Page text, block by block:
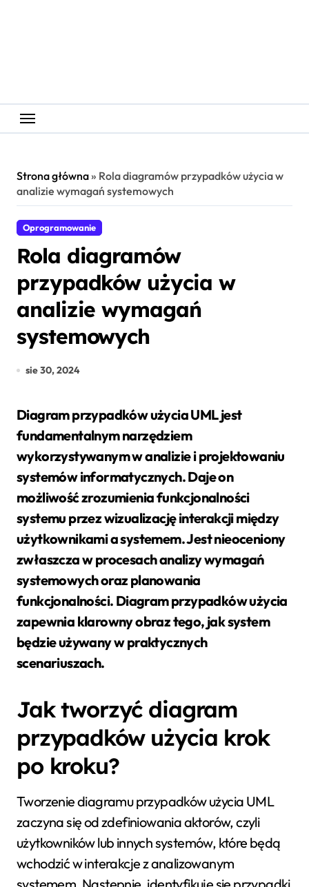
Strona główna» Rola diagramów przypadków użycia w
analizie wymagań systemowych
Oprogramowanie
Rola diagramów
przypadków użycia w
analizie wymagań
systemowych
sie 30, 2024
Diagram przypadków użycia UML jest
fundamentalnym narzędziem
wykorzystywanym w analizie i projektowaniu
systemów informatycznych. Daje on
możliwość zrozumienia funkcjonalności
systemu przez wizualizację interakcji między
użytkownikami a systemem. Jest nieoceniony
zwłaszcza w procesach analizy wymagań
systemowych oraz planowania
funkcjonalności. Diagram przypadków użycia
zapewnia klarowny obraz tego, jak system
będzie używany w praktycznych
scenariuszach.
Jak tworzyć diagram
przypadków użycia krok
po kroku?
Tworzenie diagramu przypadków użycia UML
zaczyna się od zdefiniowania aktorów, czyli
użytkowników lub innych systemów, które będą
wchodzić w interakcje z analizowanym